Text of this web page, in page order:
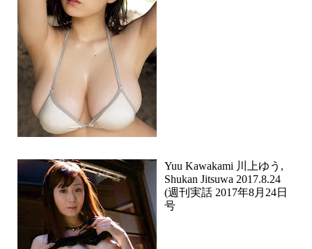
Yuu Kawakami 川上ゆう,
Shukan Jitsuwa 2017.8.24
(週刊実話 2017年8月24日
号